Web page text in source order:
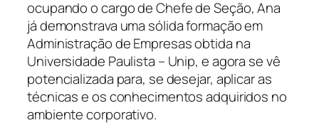
ocupando o cargo de Chefe de Seção, Ana
já demonstrava uma sólida formação em
Administração de Empresas obtida na
Universidade Paulista – Unip, e agora se vê
potencializada para, se desejar, aplicar as
técnicas e os conhecimentos adquiridos no
ambiente corporativo.